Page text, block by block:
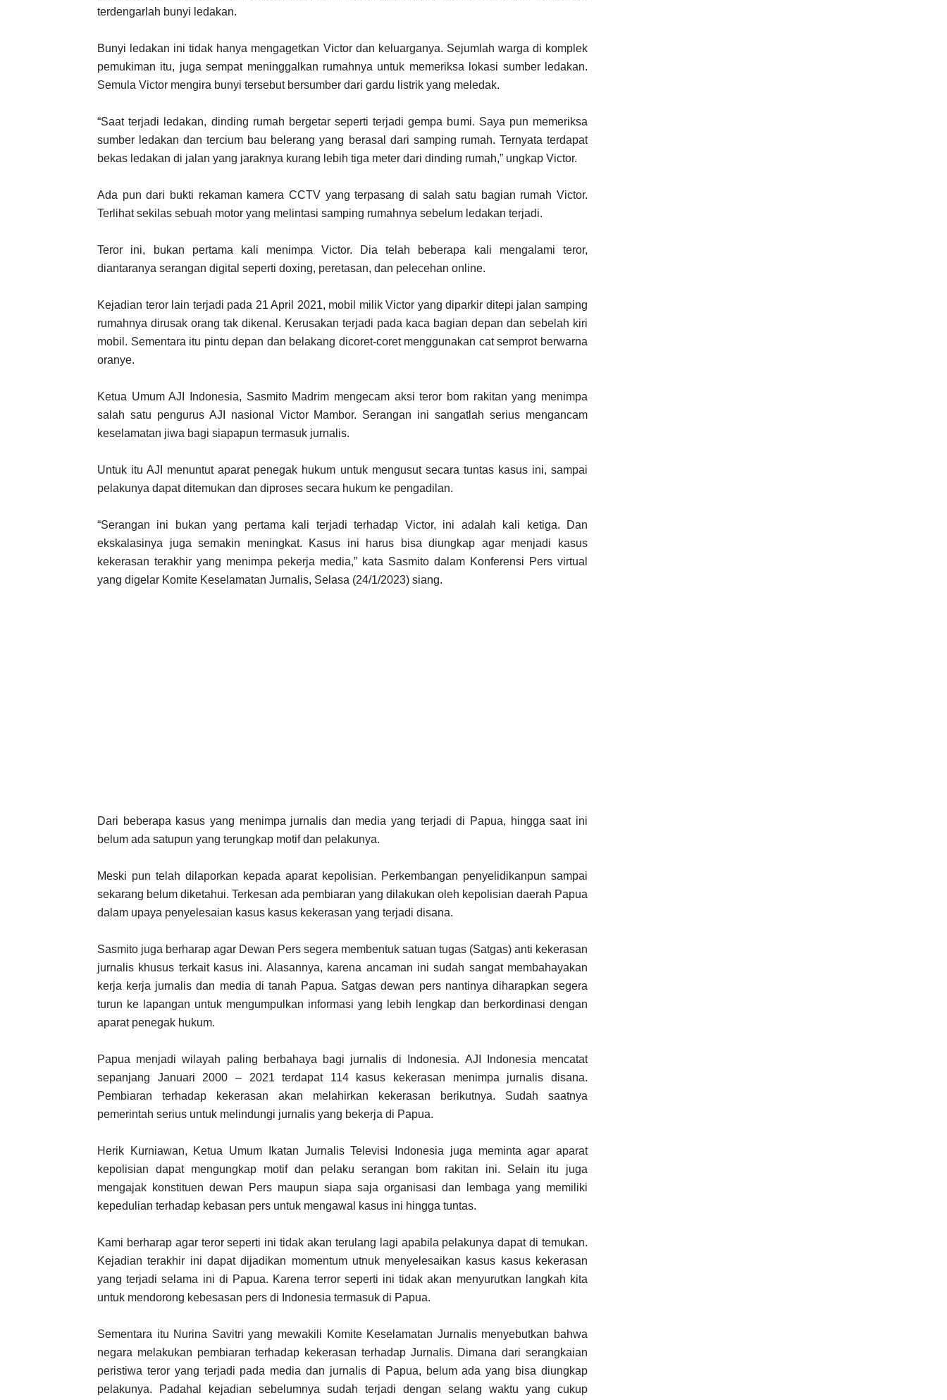
terdengarlah bunyi ledakan.
Bunyi ledakan ini tidak hanya mengagetkan Victor dan keluarganya. Sejumlah warga di komplek
pemukiman itu, juga sempat meninggalkan rumahnya untuk memeriksa lokasi sumber ledakan.
Semula Victor mengira bunyi tersebut bersumber dari gardu listrik yang meledak.
“Saat terjadi ledakan, dinding rumah bergetar seperti terjadi gempa bumi. Saya pun memeriksa
sumber ledakan dan tercium bau belerang yang berasal dari samping rumah. Ternyata terdapat
bekas ledakan di jalan yang jaraknya kurang lebih tiga meter dari dinding rumah,” ungkap Victor.
Ada pun dari bukti rekaman kamera CCTV yang terpasang di salah satu bagian rumah Victor.
Terlihat sekilas sebuah motor yang melintasi samping rumahnya sebelum ledakan terjadi.
Teror ini, bukan pertama kali menimpa Victor. Dia telah beberapa kali mengalami teror,
diantaranya serangan digital seperti doxing, peretasan, dan pelecehan online.
Kejadian teror lain terjadi pada 21 April 2021, mobil milik Victor yang diparkir ditepi jalan samping
rumahnya dirusak orang tak dikenal. Kerusakan terjadi pada kaca bagian depan dan sebelah kiri
mobil. Sementara itu pintu depan dan belakang dicoret-coret menggunakan cat semprot berwarna
oranye.
Ketua Umum AJI Indonesia, Sasmito Madrim mengecam aksi teror bom rakitan yang menimpa
salah satu pengurus AJI nasional Victor Mambor. Serangan ini sangatlah serius mengancam
keselamatan jiwa bagi siapapun termasuk jurnalis.
Untuk itu AJI menuntut aparat penegak hukum untuk mengusut secara tuntas kasus ini, sampai
pelakunya dapat ditemukan dan diproses secara hukum ke pengadilan.
“Serangan ini bukan yang pertama kali terjadi terhadap Victor, ini adalah kali ketiga. Dan
ekskalasinya juga semakin meningkat. Kasus ini harus bisa diungkap agar menjadi kasus
kekerasan terakhir yang menimpa pekerja media,” kata Sasmito dalam Konferensi Pers virtual
yang digelar Komite Keselamatan Jurnalis, Selasa (24/1/2023) siang.
Dari beberapa kasus yang menimpa jurnalis dan media yang terjadi di Papua, hingga saat ini
belum ada satupun yang terungkap motif dan pelakunya.
Meski pun telah dilaporkan kepada aparat kepolisian. Perkembangan penyelidikanpun sampai
sekarang belum diketahui. Terkesan ada pembiaran yang dilakukan oleh kepolisian daerah Papua
dalam upaya penyelesaian kasus kasus kekerasan yang terjadi disana.
Sasmito juga berharap agar Dewan Pers segera membentuk satuan tugas (Satgas) anti kekerasan
jurnalis khusus terkait kasus ini. Alasannya, karena ancaman ini sudah sangat membahayakan
kerja kerja jurnalis dan media di tanah Papua. Satgas dewan pers nantinya diharapkan segera
turun ke lapangan untuk mengumpulkan informasi yang lebih lengkap dan berkordinasi dengan
aparat penegak hukum.
Papua menjadi wilayah paling berbahaya bagi jurnalis di Indonesia. AJI Indonesia mencatat
sepanjang Januari 2000 – 2021 terdapat 114 kasus kekerasan menimpa jurnalis disana.
Pembiaran terhadap kekerasan akan melahirkan kekerasan berikutnya. Sudah saatnya
pemerintah serius untuk melindungi jurnalis yang bekerja di Papua.
Herik Kurniawan, Ketua Umum Ikatan Jurnalis Televisi Indonesia juga meminta agar aparat
kepolisian dapat mengungkap motif dan pelaku serangan bom rakitan ini. Selain itu juga
mengajak konstituen dewan Pers maupun siapa saja organisasi dan lembaga yang memiliki
kepedulian terhadap kebasan pers untuk mengawal kasus ini hingga tuntas.
Kami berharap agar teror seperti ini tidak akan terulang lagi apabila pelakunya dapat di temukan.
Kejadian terakhir ini dapat dijadikan momentum utnuk menyelesaikan kasus kasus kekerasan
yang terjadi selama ini di Papua. Karena terror seperti ini tidak akan menyurutkan langkah kita
untuk mendorong kebesasan pers di Indonesia termasuk di Papua.
Sementara itu Nurina Savitri yang mewakili Komite Keselamatan Jurnalis menyebutkan bahwa
negara melakukan pembiaran terhadap kekerasan terhadap Jurnalis. Dimana dari serangkaian
peristiwa teror yang terjadi pada media dan jurnalis di Papua, belum ada yang bisa diungkap
pelakunya. Padahal kejadian sebelumnya sudah terjadi dengan selang waktu yang cukup